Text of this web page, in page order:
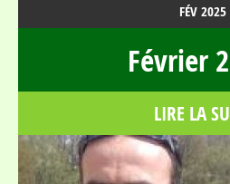
FÉV2025
Février
LIRE LA